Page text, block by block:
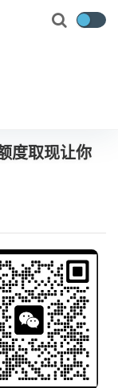
度取现让你